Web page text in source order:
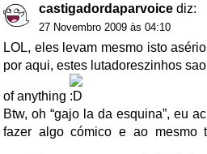
castigadordaparvoice diz:
27 Novembro 2009 às 04:10
LOL, eles levam mesmo isto
por aqui, estes lutadoreszinhos
of anything
Btw, oh “gajo la da esquina”, eu
fazer algo cómico e ao mesmo